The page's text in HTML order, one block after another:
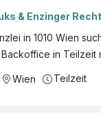
& Enzinger
in 1010 Wien
in Teilzeit
Wien Teilzeit